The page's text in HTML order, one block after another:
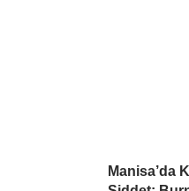
Manisa’da